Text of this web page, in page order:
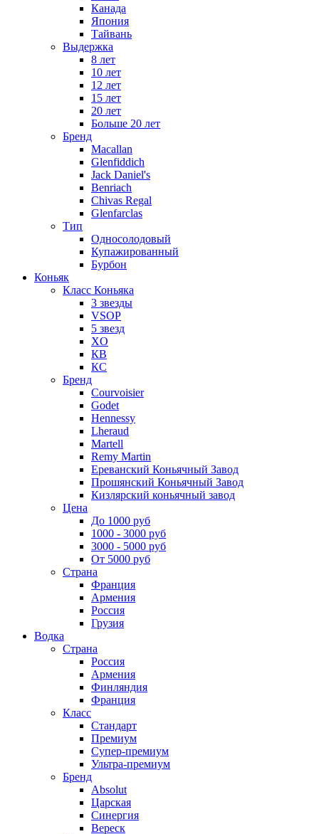
Канада
Япония
Тайвань
Выдержка
8 лет
10 лет
12 лет
15 лет
20 лет
Больше 20 лет
Бренд
Macallan
Glenfiddich
Jack Daniel's
Benriach
Chivas Regal
Glenfarclas
Тип
Односолодовый
Купажированный
Бурбон
Коньяк
Класс Коньяка
3 звезды
VSOP
5 звезд
XO
КВ
КС
Бренд
Courvoisier
Godet
Hennessy
Lheraud
Martell
Remy Martin
Ереванский Коньячный Завод
Прошянский Коньячный Завод
Кизлярский коньячный завод
Цена
До 1000 руб
1000 - 3000 руб
3000 - 5000 руб
От 5000 руб
Страна
Франция
Армения
Россия
Грузия
Водка
Страна
Россия
Армения
Финляндия
Франция
Класс
Стандарт
Премиум
Супер-премиум
Ультра-премиум
Бренд
Absolut
Царская
Синергия
Вереск